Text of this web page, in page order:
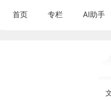
首页 专栏 AI助手